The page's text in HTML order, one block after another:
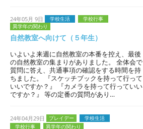
24年05月 9日 学校生活
学校行事
異学年の関わり
自然教室へ向けて（５年生）
いよいよ来週に自然教室の本番を控え、最後
の自然教室の集まりがありました。 全体会で
質問に答え、共通事項の確認をする時間を持
ちました。 『スケッチブックを持って行って
いいですか？』 『カメラを持って行っていい
ですか？』 等の定番の質問があり…
24年04月29日 プレイデー
学校生活
学校行事
異学年の関わり